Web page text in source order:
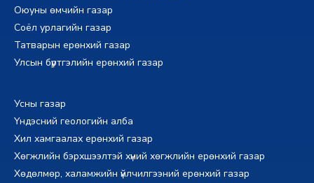
Оюуны өмчийн газар
Соёл урлагийн газар
Татварын ерөнхий газар
Улсын бүртгэлийн ерөнхий газар
Усны газар
Үндэсний геологийн алба
Хил хамгаалах ерөнхий газар
Хөгжлийн бэрхшээлтэй хүний хөгжлийн ерөнхий газар
Хөдөлмөр, халамжийн үйлчилгээний ерөнхий газар